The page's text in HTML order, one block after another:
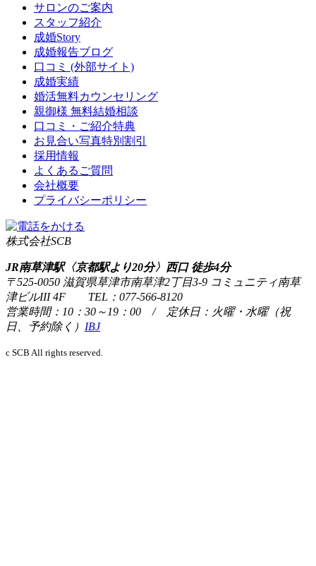
サロンのご案内
スタッフ紹介
成婚Story
成婚報告ブログ
口コミ (外部サイト)
成婚実績
婚活無料カウンセリング
親御様 無料結婚相談
口コミ・ご紹介特典
お見合い写真特別割引
採用情報
よくあるご質問
会社概要
プライバシーポリシー
株式会社SCB
JR南草津駅〈京都駅より20分〉西口 徒歩4分
〒525-0050 滋賀県草津市南草津2丁目3-9 コミュニティ南草
津ビルIII 4F TEL：077-566-8120
営業時間：10：30～19：00 / 定休日：火曜・水曜（祝
日、予約除く） IBJ
c SCB All rights reserved.